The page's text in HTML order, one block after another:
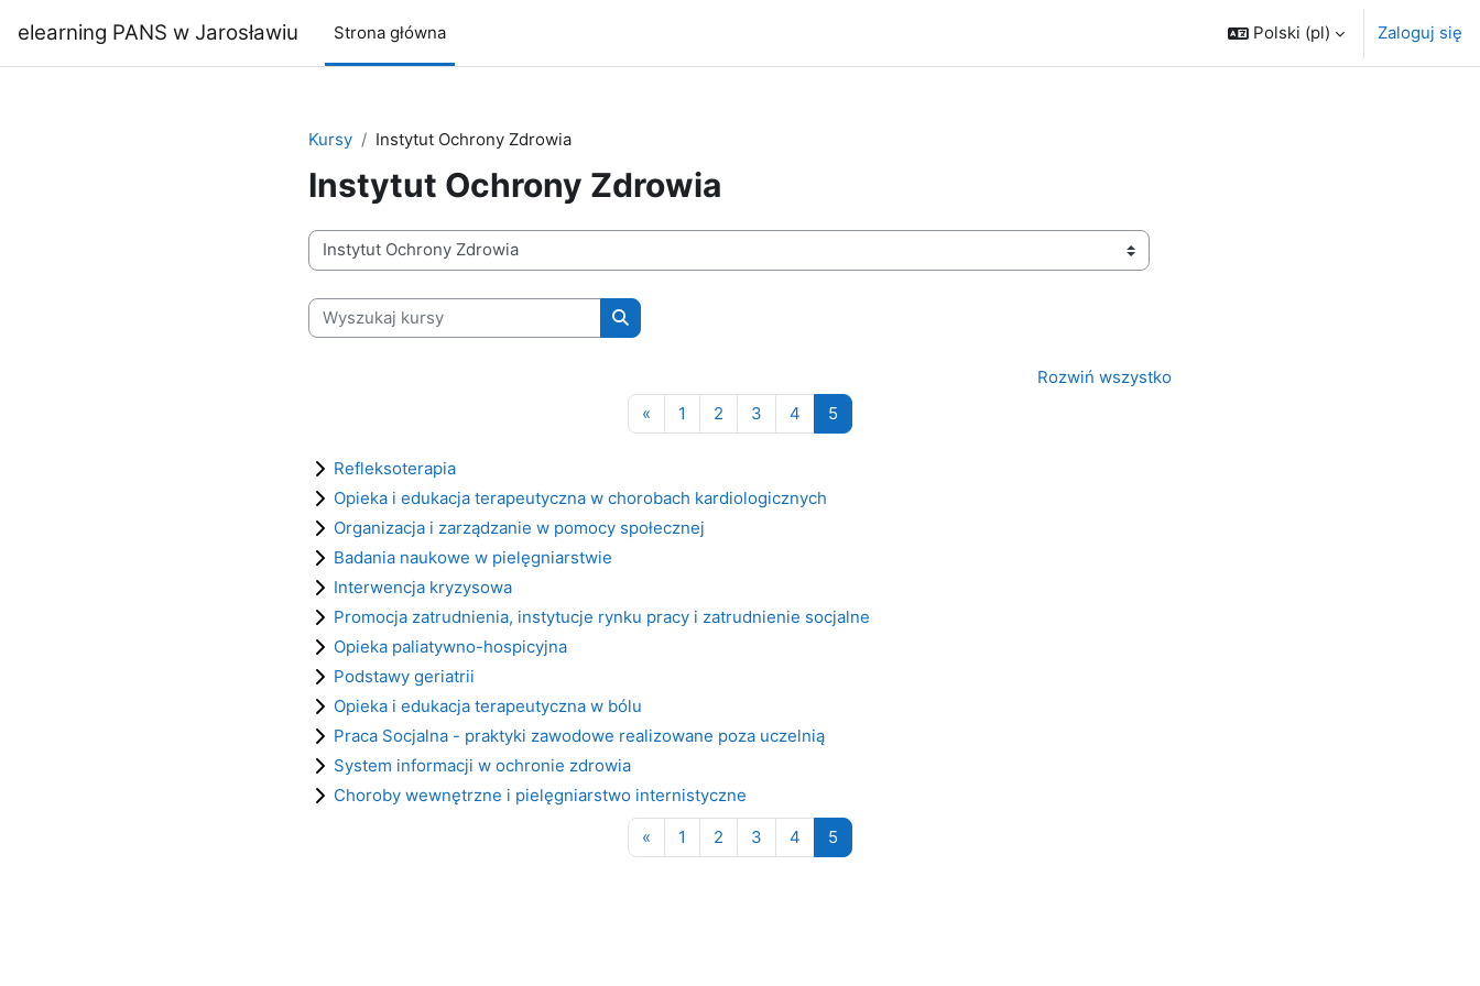
elearning PANS w Jarosławiu Strona główna Polski ‎(pl)‎ Zaloguj się
Kursy Instytut Ochrony Zdrowia
Instytut Ochrony Zdrowia
Kategorie kursów
Wyszukaj kursy
Wyszukaj kursy
Rozwiń wszystko
« Poprzednia strona
1 Strona 1
2 Strona 2
3 Strona 3
4 Strona 4
5
Refleksoterapia
Opieka i edukacja terapeutyczna w chorobach kardiologicznych
Organizacja i zarządzanie w pomocy społecznej
Badania naukowe w pielęgniarstwie
Interwencja kryzysowa
Promocja zatrudnienia, instytucje rynku pracy i zatrudnienie socjalne
Opieka paliatywno-hospicyjna
Podstawy geriatrii
Opieka i edukacja terapeutyczna w bólu
Praca Socjalna - praktyki zawodowe realizowane poza uczelnią
System informacji w ochronie zdrowia
Choroby wewnętrzne i pielęgniarstwo internistyczne
« Poprzednia strona
1 Strona 1
2 Strona 2
3 Strona 3
4 Strona 4
5